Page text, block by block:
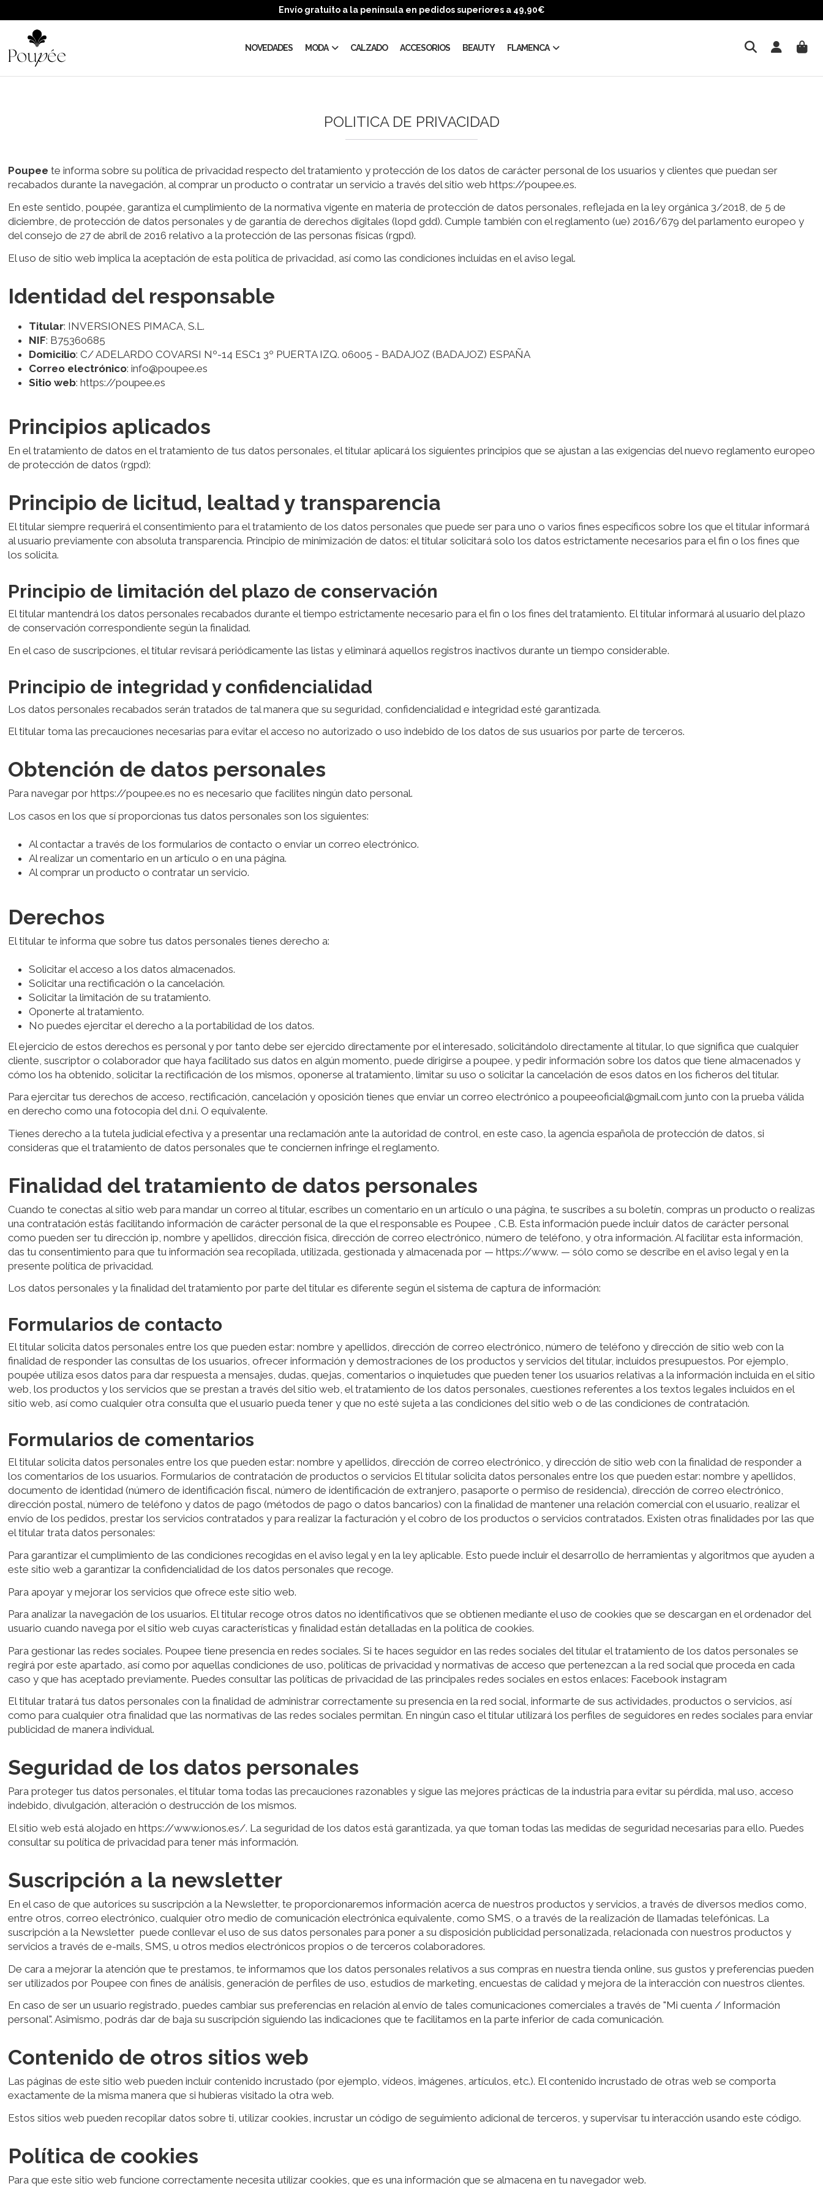
Envío gratuito a la península en pedidos superiores a 49,90€
NOVEDADES MODA CALZADO ACCESORIOS BEAUTY FLAMENCA
POLITICA DE PRIVACIDAD
Poupee te informa sobre su política de privacidad respecto del tratamiento y protección de los datos de carácter personal de los usuarios y clientes que puedan ser
recabados durante la navegación, al comprar un producto o contratar un servicio a través del sitio web https://poupee.es.
En este sentido, poupée, garantiza el cumplimiento de la normativa vigente en materia de protección de datos personales, reflejada en la ley orgánica 3/2018, de 5 de
diciembre, de protección de datos personales y de garantía de derechos digitales (lopd gdd). Cumple también con el reglamento (ue) 2016/679 del parlamento europeo y
del consejo de 27 de abril de 2016 relativo a la protección de las personas físicas (rgpd).
El uso de sitio web implica la aceptación de esta política de privacidad, así como las condiciones incluidas en el aviso legal.
Identidad del responsable
Titular: INVERSIONES PIMACA, S.L.
NIF: B75360685
Domicilio: C/ ADELARDO COVARSI Nº-14 ESC1 3º PUERTA IZQ. 06005 - BADAJOZ (BADAJOZ) ESPAÑA
Correo electrónico: info@poupee.es
Sitio web: https://poupee.es
Principios aplicados
En el tratamiento de datos en el tratamiento de tus datos personales, el titular aplicará los siguientes principios que se ajustan a las exigencias del nuevo reglamento europeo
de protección de datos (rgpd):
Principio de licitud, lealtad y transparencia
El titular siempre requerirá el consentimiento para el tratamiento de los datos personales que puede ser para uno o varios fines específicos sobre los que el titular informará
al usuario previamente con absoluta transparencia. Principio de minimización de datos: el titular solicitará solo los datos estrictamente necesarios para el fin o los fines que
los solicita.
Principio de limitación del plazo de conservación
El titular mantendrá los datos personales recabados durante el tiempo estrictamente necesario para el fin o los fines del tratamiento. El titular informará al usuario del plazo
de conservación correspondiente según la finalidad.
En el caso de suscripciones, el titular revisará periódicamente las listas y eliminará aquellos registros inactivos durante un tiempo considerable.
Principio de integridad y confidencialidad
Los datos personales recabados serán tratados de tal manera que su seguridad, confidencialidad e integridad esté garantizada.
El titular toma las precauciones necesarias para evitar el acceso no autorizado o uso indebido de los datos de sus usuarios por parte de terceros.
Obtención de datos personales
Para navegar por https://poupee.es no es necesario que facilites ningún dato personal.
Los casos en los que sí proporcionas tus datos personales son los siguientes:
Al contactar a través de los formularios de contacto o enviar un correo electrónico.
Al realizar un comentario en un artículo o en una página.
Al comprar un producto o contratar un servicio.
Derechos
El titular te informa que sobre tus datos personales tienes derecho a:
Solicitar el acceso a los datos almacenados.
Solicitar una rectificación o la cancelación.
Solicitar la limitación de su tratamiento.
Oponerte al tratamiento.
No puedes ejercitar el derecho a la portabilidad de los datos.
El ejercicio de estos derechos es personal y por tanto debe ser ejercido directamente por el interesado, solicitándolo directamente al titular, lo que significa que cualquier
cliente, suscriptor o colaborador que haya facilitado sus datos en algún momento, puede dirigirse a poupee, y pedir información sobre los datos que tiene almacenados y
cómo los ha obtenido, solicitar la rectificación de los mismos, oponerse al tratamiento, limitar su uso o solicitar la cancelación de esos datos en los ficheros del titular.
Para ejercitar tus derechos de acceso, rectificación, cancelación y oposición tienes que enviar un correo electrónico a poupeeoficial@gmail.com junto con la prueba válida
en derecho como una fotocopia del d.n.i. O equivalente.
Tienes derecho a la tutela judicial efectiva y a presentar una reclamación ante la autoridad de control, en este caso, la agencia española de protección de datos, si
consideras que el tratamiento de datos personales que te conciernen infringe el reglamento.
Finalidad del tratamiento de datos personales
Cuando te conectas al sitio web para mandar un correo al titular, escribes un comentario en un artículo o una página, te suscribes a su boletín, compras un producto o realizas
una contratación estás facilitando información de carácter personal de la que el responsable es Poupee , C.B. Esta información puede incluir datos de carácter personal
como pueden ser tu dirección ip, nombre y apellidos, dirección física, dirección de correo electrónico, número de teléfono, y otra información. Al facilitar esta información,
das tu consentimiento para que tu información sea recopilada, utilizada, gestionada y almacenada por — https://www. — sólo como se describe en el aviso legal y en la
presente política de privacidad.
Los datos personales y la finalidad del tratamiento por parte del titular es diferente según el sistema de captura de información:
Formularios de contacto
El titular solicita datos personales entre los que pueden estar: nombre y apellidos, dirección de correo electrónico, número de teléfono y dirección de sitio web con la
finalidad de responder las consultas de los usuarios, ofrecer información y demostraciones de los productos y servicios del titular, incluidos presupuestos. Por ejemplo,
poupée utiliza esos datos para dar respuesta a mensajes, dudas, quejas, comentarios o inquietudes que pueden tener los usuarios relativas a la información incluida en el sitio
web, los productos y los servicios que se prestan a través del sitio web, el tratamiento de los datos personales, cuestiones referentes a los textos legales incluidos en el
sitio web, así como cualquier otra consulta que el usuario pueda tener y que no esté sujeta a las condiciones del sitio web o de las condiciones de contratación.
Formularios de comentarios
El titular solicita datos personales entre los que pueden estar: nombre y apellidos, dirección de correo electrónico, y dirección de sitio web con la finalidad de responder a
los comentarios de los usuarios. Formularios de contratación de productos o servicios El titular solicita datos personales entre los que pueden estar: nombre y apellidos,
documento de identidad (número de identificación fiscal, número de identificación de extranjero, pasaporte o permiso de residencia), dirección de correo electrónico,
dirección postal, número de teléfono y datos de pago (métodos de pago o datos bancarios) con la finalidad de mantener una relación comercial con el usuario, realizar el
envío de los pedidos, prestar los servicios contratados y para realizar la facturación y el cobro de los productos o servicios contratados. Existen otras finalidades por las que
el titular trata datos personales:
Para garantizar el cumplimiento de las condiciones recogidas en el aviso legal y en la ley aplicable. Esto puede incluir el desarrollo de herramientas y algoritmos que ayuden a
este sitio web a garantizar la confidencialidad de los datos personales que recoge.
Para apoyar y mejorar los servicios que ofrece este sitio web.
Para analizar la navegación de los usuarios. El titular recoge otros datos no identificativos que se obtienen mediante el uso de cookies que se descargan en el ordenador del
usuario cuando navega por el sitio web cuyas características y finalidad están detalladas en la política de cookies.
Para gestionar las redes sociales. Poupee tiene presencia en redes sociales. Si te haces seguidor en las redes sociales del titular el tratamiento de los datos personales se
regirá por este apartado, así como por aquellas condiciones de uso, políticas de privacidad y normativas de acceso que pertenezcan a la red social que proceda en cada
caso y que has aceptado previamente. Puedes consultar las políticas de privacidad de las principales redes sociales en estos enlaces: Facebook instagram
El titular tratará tus datos personales con la finalidad de administrar correctamente su presencia en la red social, informarte de sus actividades, productos o servicios, así
como para cualquier otra finalidad que las normativas de las redes sociales permitan. En ningún caso el titular utilizará los perfiles de seguidores en redes sociales para enviar
publicidad de manera individual.
Seguridad de los datos personales
Para proteger tus datos personales, el titular toma todas las precauciones razonables y sigue las mejores prácticas de la industria para evitar su pérdida, mal uso, acceso
indebido, divulgación, alteración o destrucción de los mismos.
El sitio web está alojado en https://www.ionos.es/. La seguridad de los datos está garantizada, ya que toman todas las medidas de seguridad necesarias para ello. Puedes
consultar su política de privacidad para tener más información.
Suscripción a la newsletter
En el caso de que autorices su suscripción a la Newsletter, te proporcionaremos información acerca de nuestros productos y servicios, a través de diversos medios como,
entre otros, correo electrónico, cualquier otro medio de comunicación electrónica equivalente, como SMS, o a través de la realización de llamadas telefónicas. La
suscripción a la Newsletter puede conllevar el uso de sus datos personales para poner a su disposición publicidad personalizada, relacionada con nuestros productos y
servicios a través de e-mails, SMS, u otros medios electrónicos propios o de terceros colaboradores.
De cara a mejorar la atención que te prestamos, te informamos que los datos personales relativos a sus compras en nuestra tienda online, sus gustos y preferencias pueden
ser utilizados por Poupee con fines de análisis, generación de perfiles de uso, estudios de marketing, encuestas de calidad y mejora de la interacción con nuestros clientes.
En caso de ser un usuario registrado, puedes cambiar sus preferencias en relación al envío de tales comunicaciones comerciales a través de "Mi cuenta / Información
personal". Asimismo, podrás dar de baja su suscripción siguiendo las indicaciones que te facilitamos en la parte inferior de cada comunicación.
Contenido de otros sitios web
Las páginas de este sitio web pueden incluir contenido incrustado (por ejemplo, vídeos, imágenes, artículos, etc.). El contenido incrustado de otras web se comporta
exactamente de la misma manera que si hubieras visitado la otra web.
Estos sitios web pueden recopilar datos sobre ti, utilizar cookies, incrustar un código de seguimiento adicional de terceros, y supervisar tu interacción usando este código.
Política de cookies
Para que este sitio web funcione correctamente necesita utilizar cookies, que es una información que se almacena en tu navegador web.